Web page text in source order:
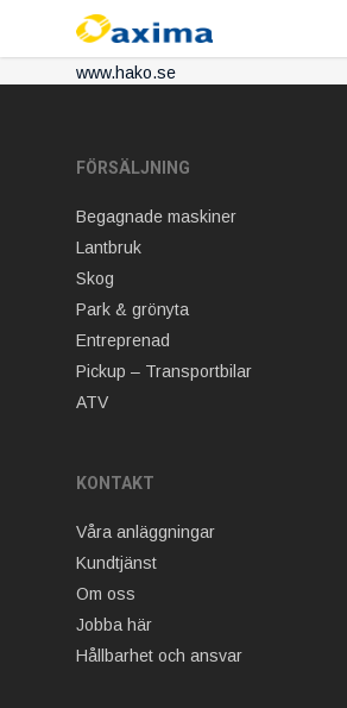
www.hako.se
FÖRSÄLJNING
Begagnade maskiner
Lantbruk
Skog
Park & grönyta
Entreprenad
Pickup – Transportbilar
ATV
KONTAKT
Våra anläggningar
Kundtjänst
Om oss
Jobba här
Hållbarhet och ansvar